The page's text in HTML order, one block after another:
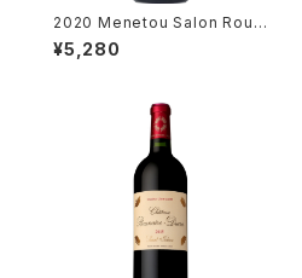
2020 Menetou Salon Roug
e / Eric Louis
¥5,280